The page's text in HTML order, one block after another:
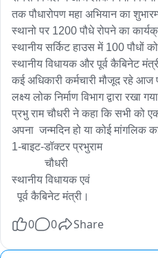
तक पौधारोपण महा अभियान का
स्थानो पर 1200 पौधे रोपने का
स्थानीय सर्किट हाउस में 100 पौधों
स्थानीय विधायक और पूर्व कैबिनेट
कई अधिकारी कर्मचारी मौजूद रहे
लक्ष्य लोक निर्माण विभाग द्वारा रखा
प्रभु राम चौधरी ने कहा कि सभी को
अपना  जन्मदिन हो या कोई मांगलिक
1-बाइट-डॉक्टर प्रभुराम
स्थानीय विधायक एवं
0 0 Share